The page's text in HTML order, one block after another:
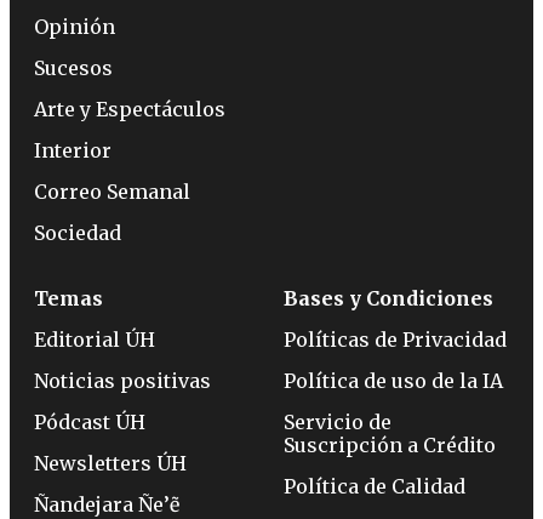
Opinión
Sucesos
Arte y Espectáculos
Interior
Correo Semanal
Sociedad
Temas
Editorial ÚH
Noticias positivas
Pódcast ÚH
Newsletters ÚH
Ñandejara Ñe’ẽ
Bases y Condiciones
Políticas de Privacidad
Política de uso de la IA
Servicio de
Suscripción a Crédito
Política de Calidad